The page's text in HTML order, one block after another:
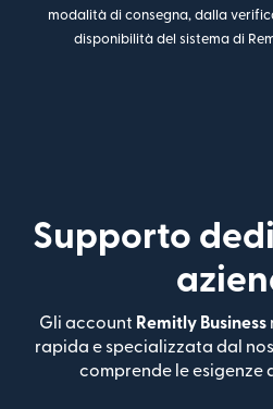
modalità di consegna, dalla
disponibilità del sistema di
Supporto
Gli account Remitly Business
rapida e specializzata dal
comprende le esigenze